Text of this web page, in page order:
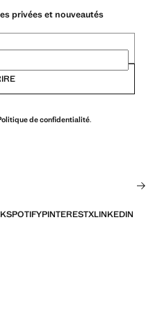
privées et nouveautés
de confidentialité.
SPOTIFYPINTERESTXLINKEDIN